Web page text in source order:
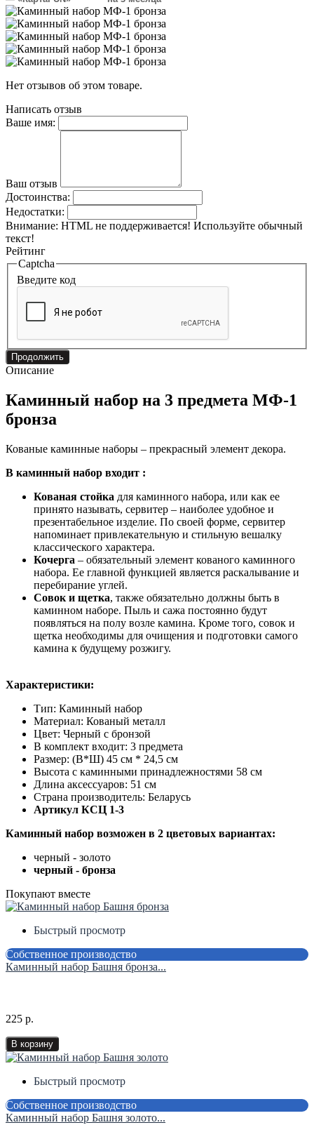
Нет отзывов об этом товаре.
Написать отзыв
Ваше имя:
Ваш отзыв
Достоинства:
Недостатки:
Внимание: HTML не поддерживается! Используйте обычный
текст!
Рейтинг
Captcha
Введите код
Продолжить
Описание
Каминный набор на 3 предмета МФ-1
бронза
Кованые каминные наборы – прекрасный элемент декора.
В каминный набор входит :
Кованая стойка для каминного набора, или как ее
принято называть, сервитер – наиболее удобное и
презентабельное изделие. По своей форме, сервитер
напоминает привлекательную и стильную вешалку
классического характера.
Кочерга – обязательный элемент кованого каминного
набора. Ее главной функцией является раскалывание и
перебирание углей.
Совок и щетка, также обязательно должны быть в
каминном наборе. Пыль и сажа постоянно будут
появляться на полу возле камина. Кроме того, совок и
щетка необходимы для очищения и подготовки самого
камина к будущему розжигу.
Характеристики:
Тип: Каминный набор
Материал: Кованый металл
Цвет: Черный c бронзой
В комплект входит: 3 предмета
Размер: (В*Ш) 45 см * 24,5 см
Высота с каминными принадлежностями 58 см
Длина аксессуаров: 51 см
Страна производитель: Беларусь
Артикул КСЦ 1-3
Каминный набор возможен в 2 цветовых вариантах:
черный - золото
черный - бронза
Покупают вместе
Быстрый просмотр
Собственное производство
Каминный набор Башня бронза...
225 р.
В корзину
Быстрый просмотр
Собственное производство
Каминный набор Башня золото...